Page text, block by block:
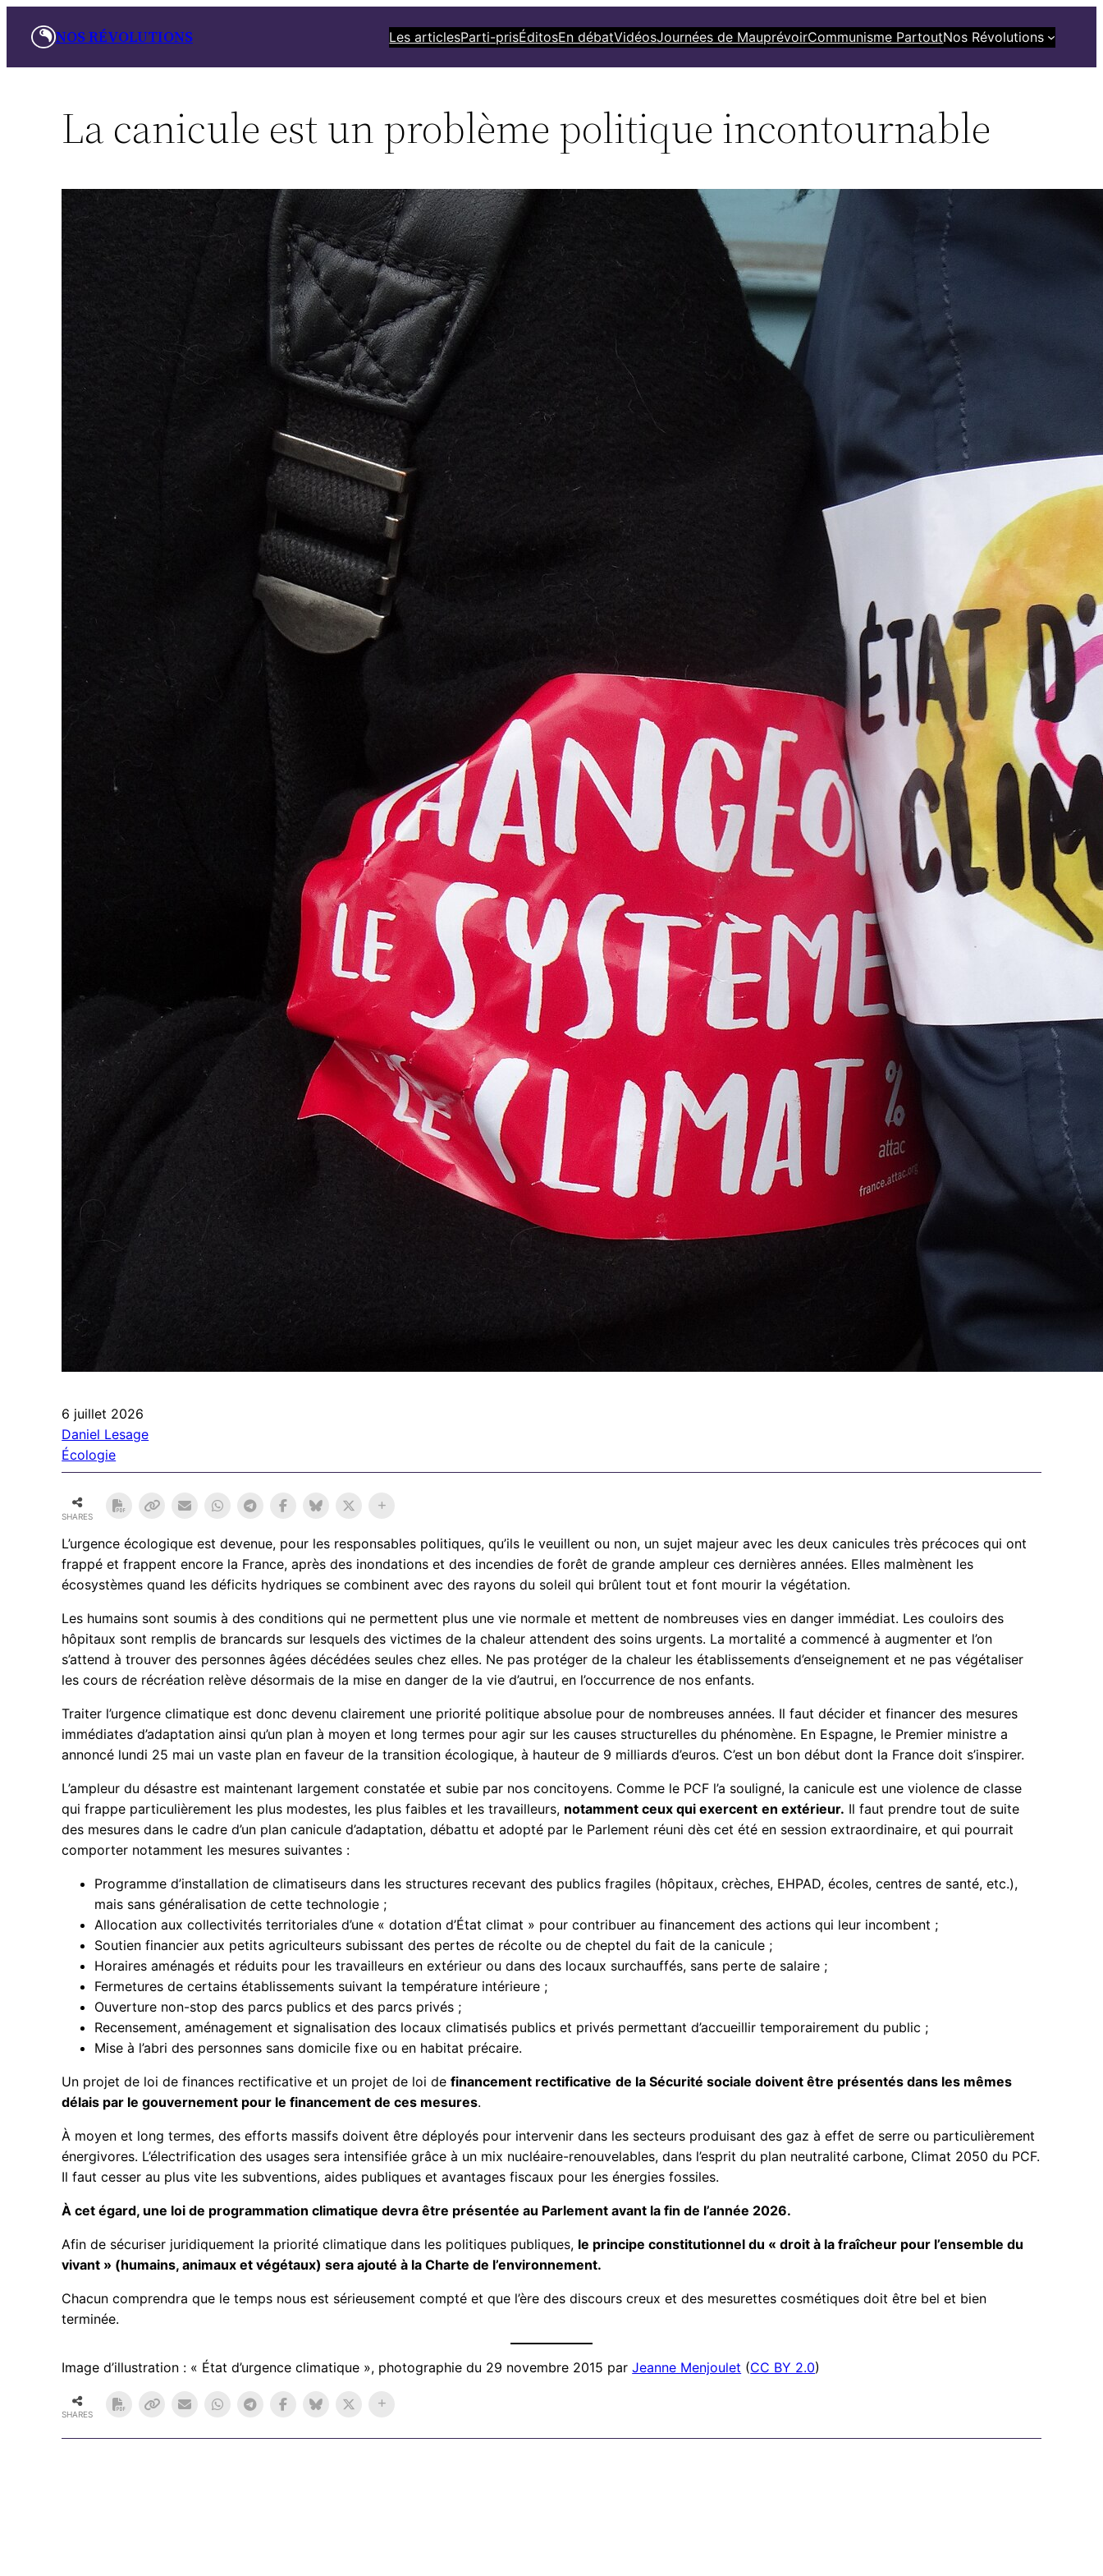
NOS RÉVOLUTIONS Les articlesParti-prisÉditosEn débatVidéosJournées de MauprévoirCommunisme PartoutNos Révolutions
La canicule est un problème politique incontournable
6 juillet 2026
Daniel Lesage
Écologie
SHARES
L’urgence écologique est devenue, pour les responsables politiques, qu’ils le veuillent ou non, un sujet majeur avec les deux canicules très précoces qui ont
frappé et frappent encore la France, après des inondations et des incendies de forêt de grande ampleur ces dernières années. Elles malmènent les
écosystèmes quand les déficits hydriques se combinent avec des rayons du soleil qui brûlent tout et font mourir la végétation.
Les humains sont soumis à des conditions qui ne permettent plus une vie normale et mettent de nombreuses vies en danger immédiat. Les couloirs des
hôpitaux sont remplis de brancards sur lesquels des victimes de la chaleur attendent des soins urgents. La mortalité a commencé à augmenter et l’on
s’attend à trouver des personnes âgées décédées seules chez elles. Ne pas protéger de la chaleur les établissements d’enseignement et ne pas végétaliser
les cours de récréation relève désormais de la mise en danger de la vie d’autrui, en l’occurrence de nos enfants.
Traiter l’urgence climatique est donc devenu clairement une priorité politique absolue pour de nombreuses années. Il faut décider et financer des mesures
immédiates d’adaptation ainsi qu’un plan à moyen et long termes pour agir sur les causes structurelles du phénomène. En Espagne, le Premier ministre a
annoncé lundi 25 mai un vaste plan en faveur de la transition écologique, à hauteur de 9 milliards d’euros. C’est un bon début dont la France doit s’inspirer.
L’ampleur du désastre est maintenant largement constatée et subie par nos concitoyens. Comme le PCF l’a souligné, la canicule est une violence de classe
qui frappe particulièrement les plus modestes, les plus faibles et les travailleurs, notamment ceux qui exercent en extérieur. Il faut prendre tout de suite
des mesures dans le cadre d’un plan canicule d’adaptation, débattu et adopté par le Parlement réuni dès cet été en session extraordinaire, et qui pourrait
comporter notamment les mesures suivantes :
Programme d’installation de climatiseurs dans les structures recevant des publics fragiles (hôpitaux, crèches, EHPAD, écoles, centres de santé, etc.),
mais sans généralisation de cette technologie ;
Allocation aux collectivités territoriales d’une « dotation d’État climat » pour contribuer au financement des actions qui leur incombent ;
Soutien financier aux petits agriculteurs subissant des pertes de récolte ou de cheptel du fait de la canicule ;
Horaires aménagés et réduits pour les travailleurs en extérieur ou dans des locaux surchauffés, sans perte de salaire ;
Fermetures de certains établissements suivant la température intérieure ;
Ouverture non-stop des parcs publics et des parcs privés ;
Recensement, aménagement et signalisation des locaux climatisés publics et privés permettant d’accueillir temporairement du public ;
Mise à l’abri des personnes sans domicile fixe ou en habitat précaire.
Un projet de loi de finances rectificative et un projet de loi definancement rectificative de la Sécurité sociale doivent être présentés dans les mêmes
délais par le gouvernement pour le financement de ces mesures.
À moyen et long termes, des efforts massifs doivent être déployés pour intervenir dans les secteurs produisant des gaz à effet de serre ou particulièrement
énergivores. L’électrification des usages sera intensifiée grâce à un mix nucléaire-renouvelables, dans l’esprit du plan neutralité carbone, Climat 2050 du PCF.
Il faut cesser au plus vite les subventions, aides publiques et avantages fiscaux pour les énergies fossiles.
À cet égard, une loi de programmation climatique devra être présentée au Parlement avant la fin de l’année 2026.
Afin de sécuriser juridiquement la priorité climatique dans les politiques publiques, le principe constitutionnel du « droit à la fraîcheur pour l’ensemble du
vivant » (humains, animaux et végétaux) sera ajouté à la Charte de l’environnement.
Chacun comprendra que le temps nous est sérieusement compté et que l’ère des discours creux et des mesurettes cosmétiques doit être bel et bien
terminée.
Image d’illustration : « État d’urgence climatique », photographie du 29 novembre 2015 parJeanne Menjoulet (CC BY 2.0)
SHARES